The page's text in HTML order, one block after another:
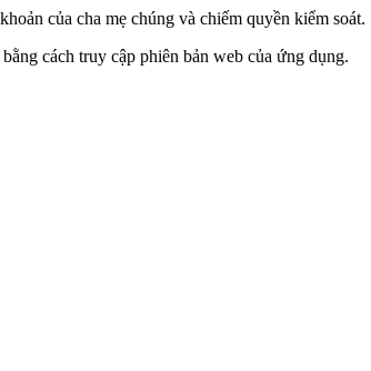
của cha mẹ chúng và chiếm quyền kiểm soát.
cách truy cập phiên bản web của ứng dụng.